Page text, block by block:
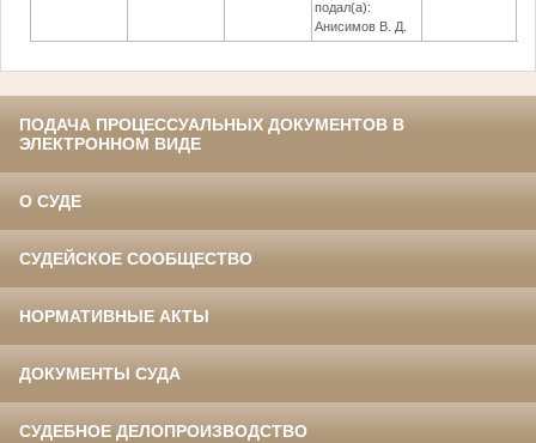
подал(а):
Анисимов В. Д.
ПОДАЧА ПРОЦЕССУАЛЬНЫХ ДОКУМЕНТОВ В
ЭЛЕКТРОННОМ ВИДЕ
О СУДЕ
СУДЕЙСКОЕ СООБЩЕСТВО
НОРМАТИВНЫЕ АКТЫ
ДОКУМЕНТЫ СУДА
СУДЕБНОЕ ДЕЛОПРОИЗВОДСТВО